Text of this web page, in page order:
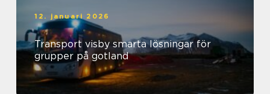
12. januari 2026
Transport visby smarta lösningar för
grupper på gotland